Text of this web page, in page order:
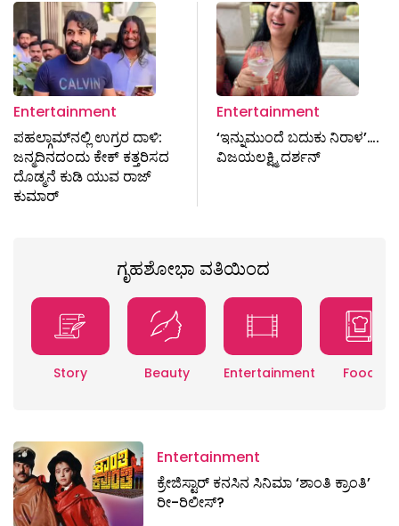
Entertainment
ಪಹಲ್ಗಾಮ್‌ನಲ್ಲಿ ಉಗ್ರರ ದಾಳಿ:
ಜನ್ಮದಿನದಂದು ಕೇಕ್ ಕತ್ತರಿಸದ
ದೊಡ್ಮನೆ ಕುಡಿ ಯುವ ರಾಜ್​
ಕುಮಾರ್
Entertainment
‘ಇನ್ನುಮುಂದೆ ಬದುಕು ನಿರಾಳ’….
ವಿಜಯಲಕ್ಷ್ಮಿ ದರ್ಶನ್
ಗೃಹಶೋಭಾ ವತಿಯಿಂದ
Story Beauty Entertainment Food
Entertainment
ಕ್ರೇಜಿಸ್ಟಾರ್ ಕನಸಿನ ಸಿನಿಮಾ ‘ಶಾಂತಿ ಕ್ರಾಂತಿ’
ರೀ-ರಿಲೀಸ್?